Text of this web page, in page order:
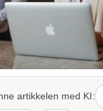
artikkelen med KI: